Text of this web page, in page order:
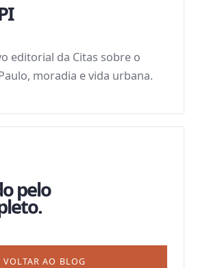
editorial da Citas sobre o
moradia e vida urbana.
pelo
VOLTAR AO BLOG